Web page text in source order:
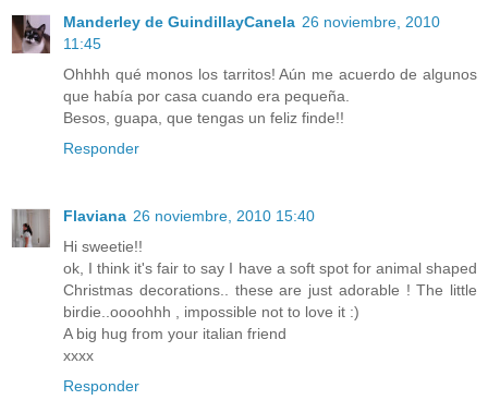
Manderley de GuindillayCanela 26 noviembre, 2010
11:45
Ohhhh qué monos los tarritos! Aún me acuerdo de algunos
que había por casa cuando era pequeña.
Besos, guapa, que tengas un feliz finde!!
Responder
Flaviana 26 noviembre, 2010 15:40
Hi sweetie!!
ok, I think it's fair to say I have a soft spot for animal shaped
Christmas decorations.. these are just adorable ! The little
birdie..oooohhh , impossible not to love it :)
A big hug from your italian friend
xxxx
Responder